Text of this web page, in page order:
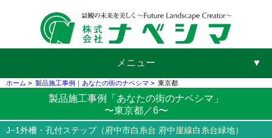
メニュー ▼
▼
ホーム > 製品施工事例｜あなたの街のナベシマ > 東京都
製品施工事例「あなたの街のナベシマ」
〜東京都／6〜
J−1外柵・孔付ステップ（府中市白糸台 府中崖線白糸台緑地）